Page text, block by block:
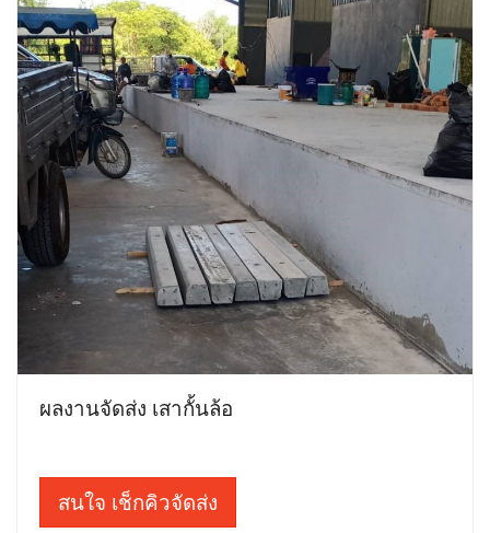
ผลงานจัดส่ง เสากั้นล้อ
สนใจ เช็กคิวจัดส่ง